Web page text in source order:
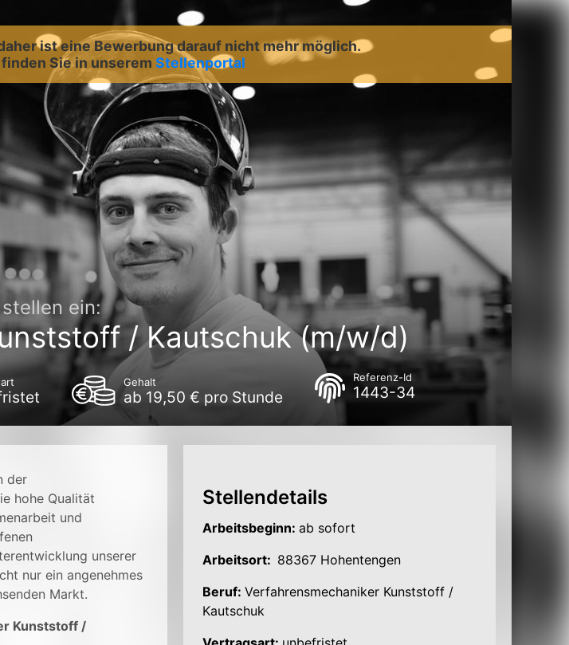
ist eine Bewerbung darauf nicht mehr möglich.
Sie in unserem Stellenportal
ein:
/ Kautschuk (m/w/d)
Gehalt
ab 19,50 € pro Stunde
Referenz-Id
1443-34
der
hohe Qualität
und
unserer
nur ein angenehmes
Markt.
Kunststoff /
Stellendetails
Arbeitsbeginn: ab sofort
Arbeitsort: 88367 Hohentengen
Beruf: Verfahrensmechaniker Kunststoff /
Kautschuk